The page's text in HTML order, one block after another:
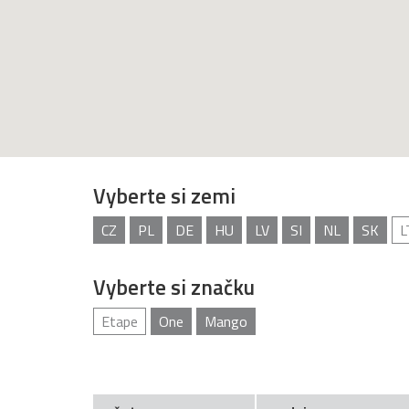
Vyberte si zemi
CZ PL DE HU LV SI NL SK
Vyberte si značku
Etape One Mango